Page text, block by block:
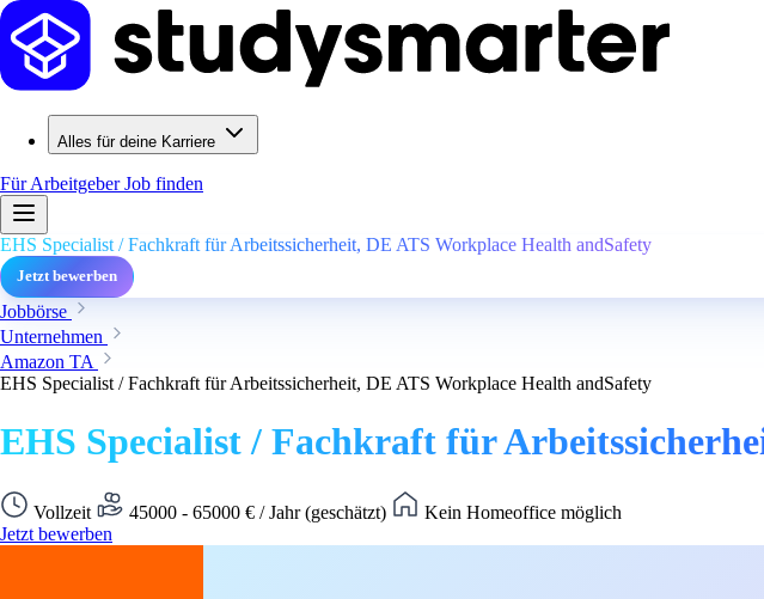
Alles für deine Karriere
Für ArbeitgeberJob finden
EHS Specialist / Fachkraft für Arbeitssicherheit, DE ATS Workplace Health andSafety
Jetzt bewerben
Jobbörse
Unternehmen
Amazon TA
EHS Specialist / Fachkraft für Arbeitssicherheit, DE ATS Workplace Health andSafety
EHS Specialist / Fachkraft für
Vollzeit 45000 - 65000 € / Jahr (geschätzt)
Kein Homeoffice möglich
Jetzt bewerben